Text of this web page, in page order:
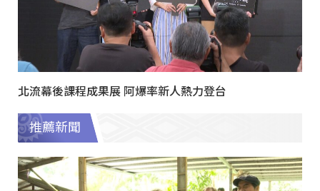
北流幕後課程成果展 阿爆率新人熱力登台
推薦新聞